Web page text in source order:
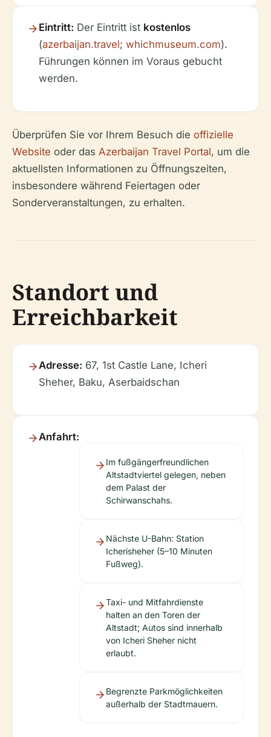
Eintritt: Der Eintritt ist kostenlos
(azerbaijan.travel; whichmuseum.com).
Führungen können im Voraus gebucht
werden.
Überprüfen Sie vor Ihrem Besuch die offizielle
Website oder das Azerbaijan Travel Portal, um die
aktuellsten Informationen zu Öffnungszeiten,
insbesondere während Feiertagen oder
Sonderveranstaltungen, zu erhalten.
Standort und
Erreichbarkeit
Adresse: 67, 1st Castle Lane, Icheri
Sheher, Baku, Aserbaidschan
Anfahrt:
Im fußgängerfreundlichen
Altstadtviertel gelegen, neben
dem Palast der
Schirwanschahs.
Nächste U-Bahn: Station
Icherisheher (5–10 Minuten
Fußweg).
Taxi- und Mitfahrdienste
halten an den Toren der
Altstadt; Autos sind innerhalb
von Icheri Sheher nicht
erlaubt.
Begrenzte Parkmöglichkeiten
außerhalb der Stadtmauern.